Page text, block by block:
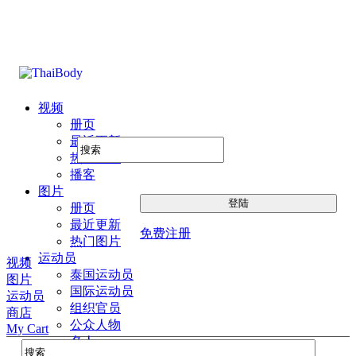
视频
册页
最近更新
热门图片
播客
图片
册页
最近更新
热门图片
运动员
泰国运动员
国际运动员
组织官员
公众人物
名人
免费注册
视频
图片
运动员
商店
My Cart